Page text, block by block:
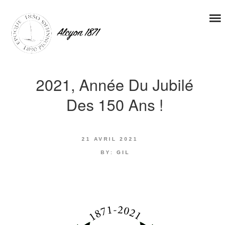
2021, Année Du Jubilé
Des 150 Ans !
21 AVRIL 2021
BY: GIL